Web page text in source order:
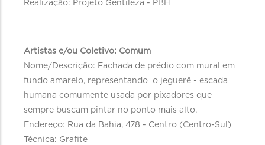
Realização: Projeto Gentileza - PBH
Artistas e/ou Coletivo: Comum
Nome/Descrição: Fachada de prédio com mural em
fundo amarelo, representando o jeguerê - escada
humana comumente usada por pixadores que
sempre buscam pintar no ponto mais alto.
Endereço: Rua da Bahia, 478 - Centro (Centro-Sul)
Técnica: Grafite